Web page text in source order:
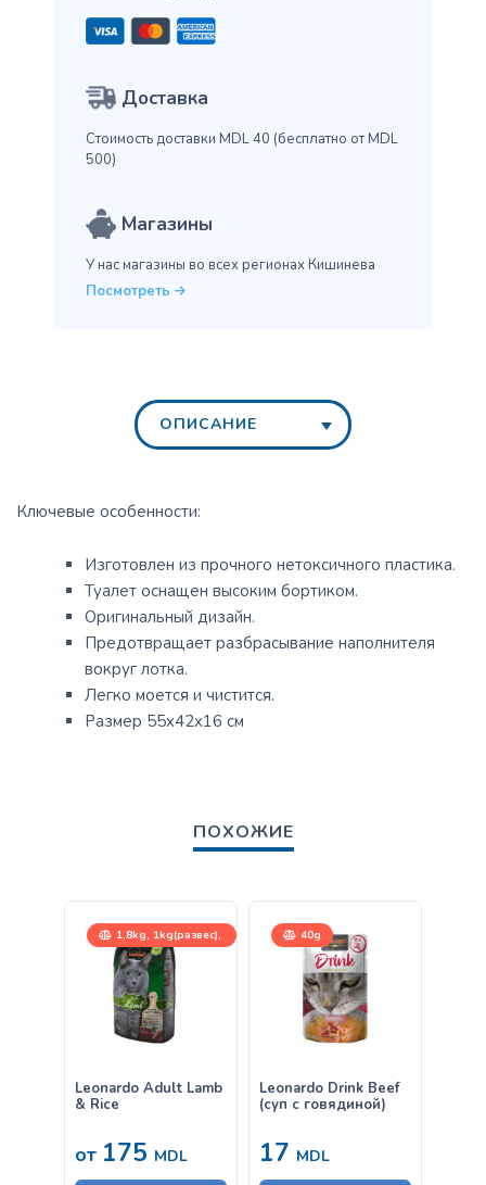
Доставка
Стоимость доставки MDL 40 (бесплатно от MDL
500)
Магазины
У нас магазины во всех регионах Кишинева
Посмотреть
ОПИСАНИЕ
Ключевые особенности:
Изготовлен из прочного нетоксичного пластика.
Туалет оснащен высоким бортиком.
Оригинальный дизайн.
Предотвращает разбрасывание наполнителя
вокруг лотка.
Легко моется и чистится.
Размер 55x42x16 см
ПОХОЖИЕ
1,8kg, 1kg(развес),
15kg
Leonardo Adult Lamb
& Rice
от 175 MDL
40g
Leonardo Drink Beef
(суп с говядиной)
17 MDL